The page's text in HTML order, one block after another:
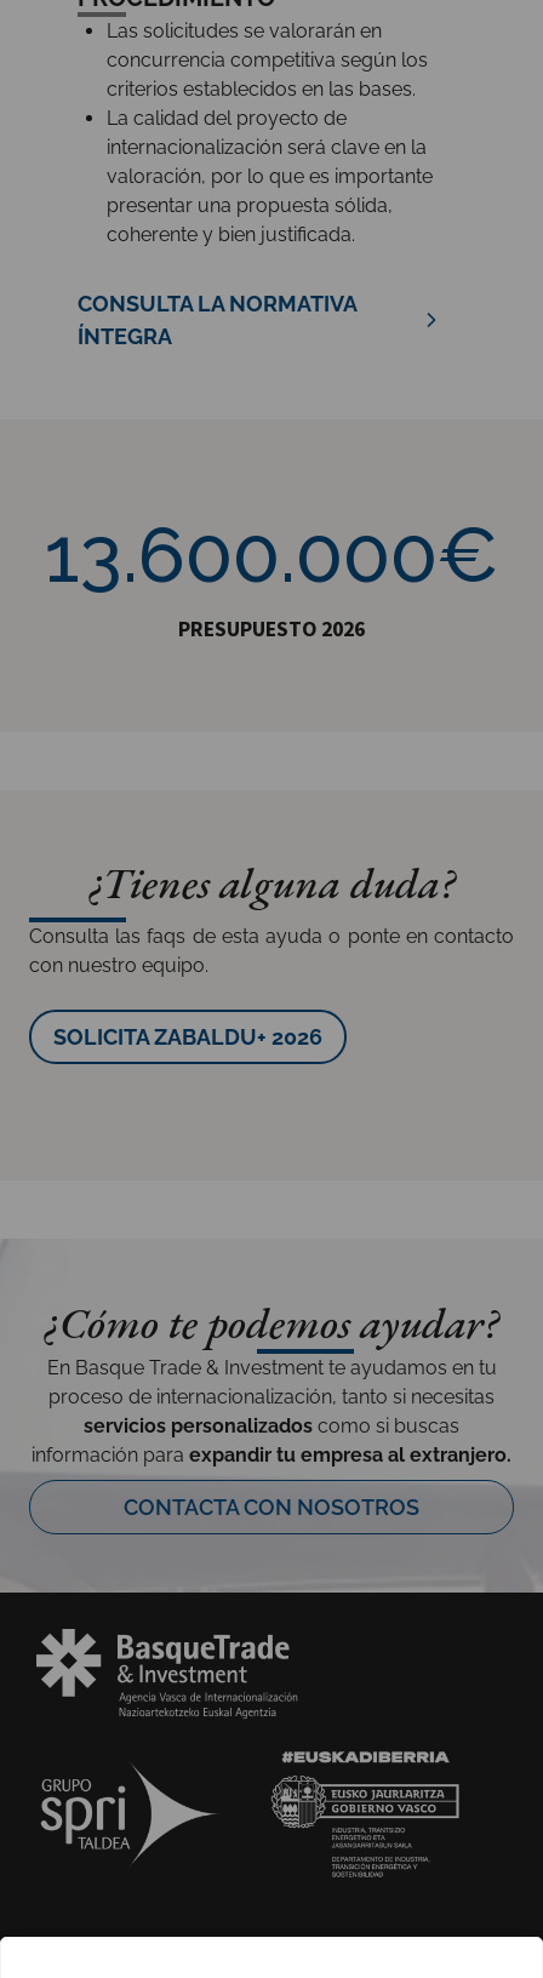
Las solicitudes se valorarán en
concurrencia competitiva según los
criterios establecidos en las bases.
La calidad del proyecto de
internacionalización será clave en la
valoración, por lo que es importante
presentar una propuesta sólida,
coherente y bien justificada.
CONSULTA LA NORMATIVA
ÍNTEGRA
13.600.000€
PRESUPUESTO 2026
¿Tienes alguna duda?
Consulta lasfaqs de esta ayuda o ponte en contacto
con nuestro equipo.
SOLICITA ZABALDU+ 2026
¿Cómo te podemos ayudar?
En Basque Trade & Investment te ayudamos en tu
proceso de internacionalización, tanto si necesitas
servicios personalizados como si buscas
información para expandir tu empresa al extranjero.
CONTACTA CON NOSOTROS